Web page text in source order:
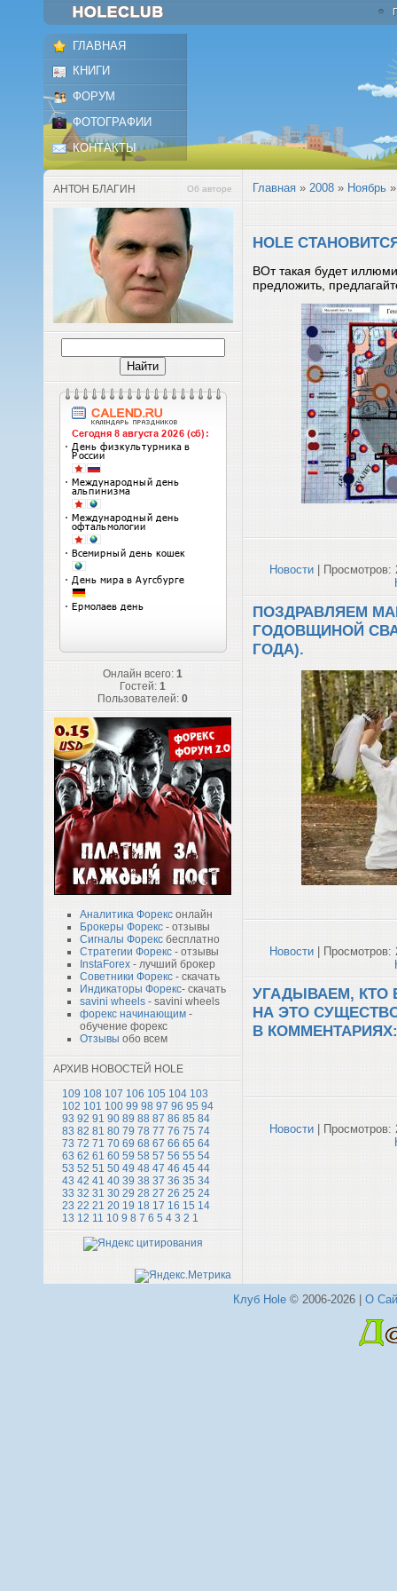
ГЛАВНАЯ
КНИГИ
ФОРУМ
ФОТОГРАФИИ
КОНТАКТЫ
АНТОН БЛАГИН Об авторе
Онлайн всего: 1
Гостей: 1
Пользователей: 0
Аналитика Форекс онлайн
Брокеры Форекс - отзывы
Сигналы Форекс бесплатно
Стратегии Форекс - отзывы
InstaForex - лучший брокер
Советники Форекс - скачать
Индикаторы Форекс- скачать
savini wheels - savini wheels
форекс начинающим -
обучение форекс
Отзывы обо всем
АРХИВ НОВОСТЕЙ HOLE
109 108 107 106 105 104 103
102 101 100 99 98 97 96 95 94
93 92 91 90 89 88 87 86 85 84
83 82 81 80 79 78 77 76 75 74
73 72 71 70 69 68 67 66 65 64
63 62 61 60 59 58 57 56 55 54
53 52 51 50 49 48 47 46 45 44
43 42 41 40 39 38 37 36 35 34
33 32 31 30 29 28 27 26 25 24
23 22 21 20 19 18 17 16 15 14
13 12 11 10 9 8 7 6 5 4 3 2 1
Главная » 2008 » Ноябрь »
HOLE
ВОт такая будет
предложить,
Новости| Просмотров:
ПОЗДРАВЛЯЕМ
ГОДОВЩИНОЙ
ГОДА).
Новости| Просмотров:
УГАДЫВАЕМ,
НА ЭТО
В
Новости| Просмотров:
Клуб Hole© 2006-2026 | О